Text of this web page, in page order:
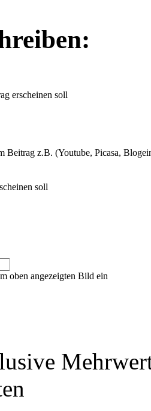
erscheinen soll
Beitrag z.B. (Youtube, Picasa,
soll
oben angezeigten Bild ein